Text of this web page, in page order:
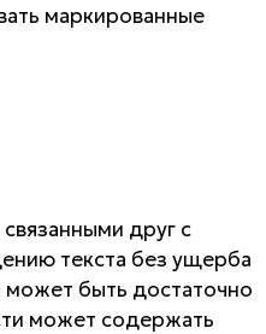
маркированные
друг с
текста без ущерба
может быть достаточно
может содержать